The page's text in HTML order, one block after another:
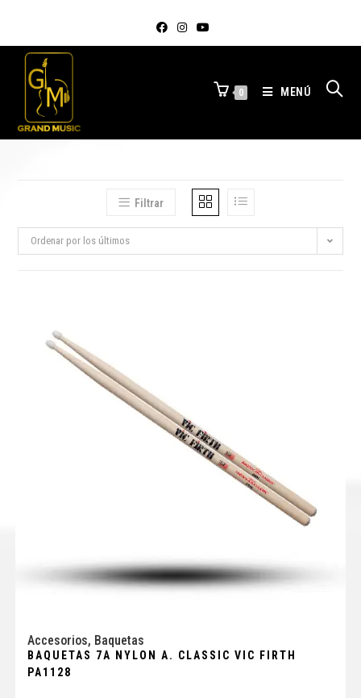
0 MENÚ
Filtrar
Ordenar por los últimos
Accesorios, Baquetas
BAQUETAS 7A NYLON A. CLASSIC VIC FIRTH
PA1128